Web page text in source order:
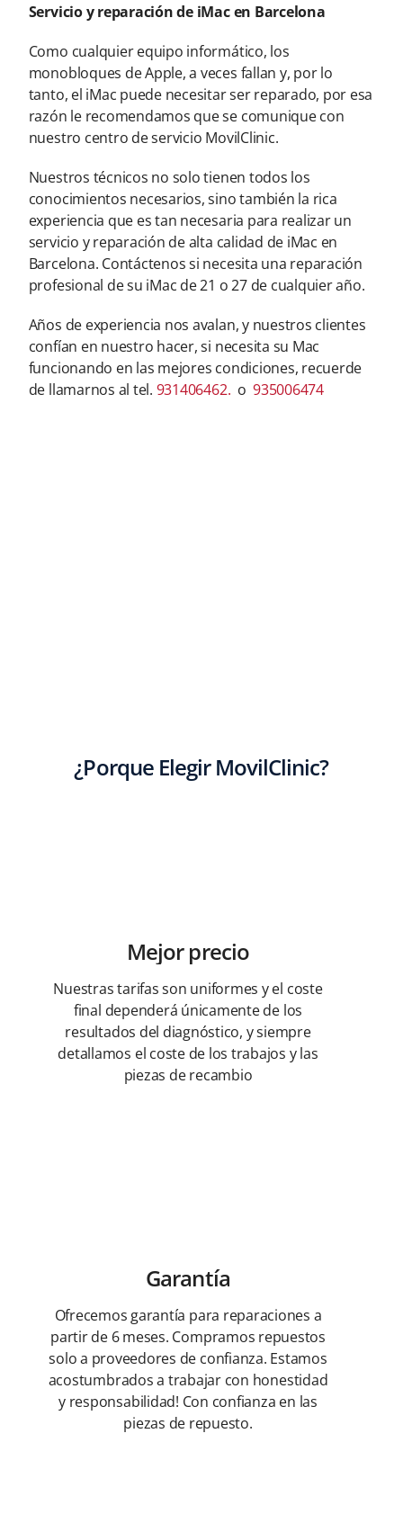
Servicio y reparación de iMac en Barcelona
Como cualquier equipo informático, los
monobloques de Apple, a veces fallan y, por lo
tanto, el iMac puede necesitar ser reparado, por esa
razón le recomendamos que se comunique con
nuestro centro de servicio MovilClinic.
Nuestros técnicos no solo tienen todos los
conocimientos necesarios, sino también la rica
experiencia que es tan necesaria para realizar un
servicio y reparación de alta calidad de iMac en
Barcelona. Contáctenos si necesita una reparación
profesional de su iMac de 21 o 27 de cualquier año.
Años de experiencia nos avalan, y nuestros clientes
confían en nuestro hacer, si necesita su Mac
funcionando en las mejores condiciones, recuerde
de llamarnos al tel. 931406462. o935006474
¿Porque Elegir MovilClinic?
Mejor precio
Nuestras tarifas son uniformes y el coste
final dependerá únicamente de los
resultados del diagnóstico, y siempre
detallamos el coste de los trabajos y las
piezas de recambio
Garantía
Ofrecemos garantía para reparaciones a
partir de 6 meses. Compramos repuestos
solo a proveedores de confianza. Estamos
acostumbrados a trabajar con honestidad
y responsabilidad! Con confianza en las
piezas de repuesto.